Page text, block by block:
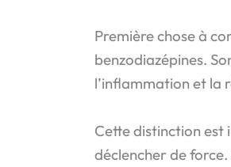
Première chose à
benzodiazépines.
l’inflammation et la
Cette distinction est
déclencher de